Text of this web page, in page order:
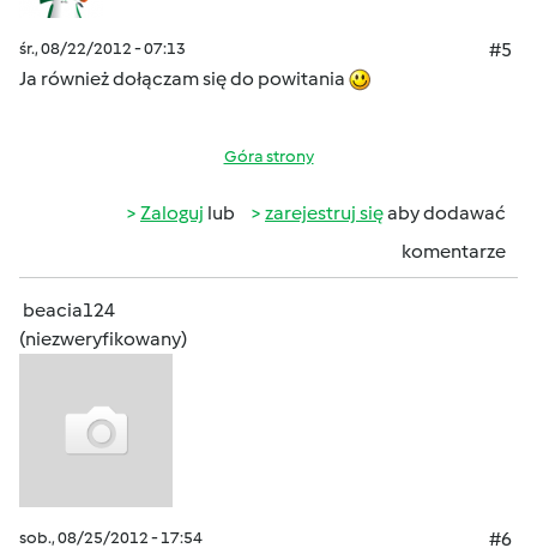
śr., 08/22/2012 - 07:13
#5
Ja również dołączam się do powitania
Góra strony
Zaloguj lub zarejestruj sięaby dodawać
komentarze
beacia124
(niezweryfikowany)
sob., 08/25/2012 - 17:54
#6